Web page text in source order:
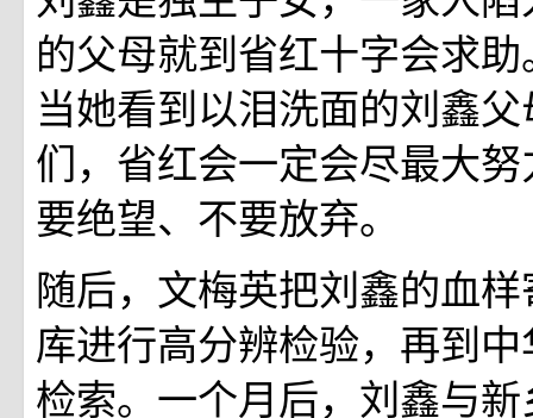
的父母就到省红十字会求
当她看到以泪洗面的刘鑫
们，省红会一定会尽最大
要绝望、不要放弃。
随后，文梅英把刘鑫的血
库进行高分辨检验，再到
检索。一个月后，刘鑫与